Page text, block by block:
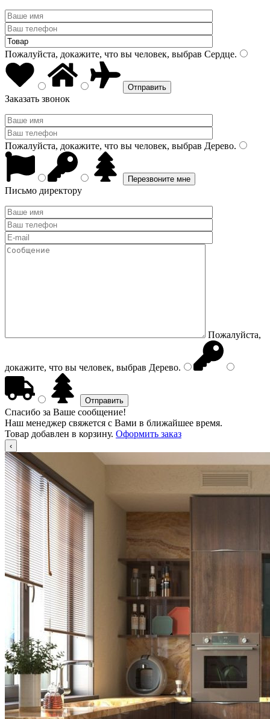
Пожалуйста, докажите, что вы человек, выбрав Сердце.
Заказать звонок
Пожалуйста, докажите, что вы человек, выбрав Дерево.
Письмо директору
Пожалуйста,
докажите, что вы человек, выбрав Дерево.
Спасибо за Ваше сообщение!
Наш менеджер свяжется с Вами в ближайшее время.
Товар добавлен в корзину. Оформить заказ